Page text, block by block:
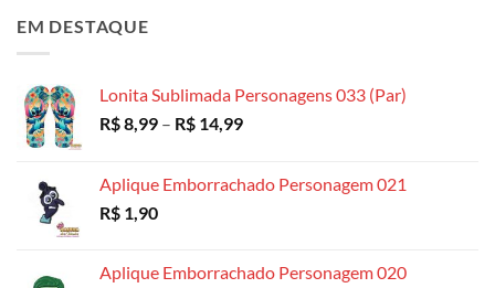
EM DESTAQUE
Lonita Sublimada Personagens 033 (Par)
R$8,99 – R$ 14,99Faixa
R$ 8,99
Aplique Emborrachado Personagem 021
R$ 1,90
Aplique Emborrachado Personagem 020